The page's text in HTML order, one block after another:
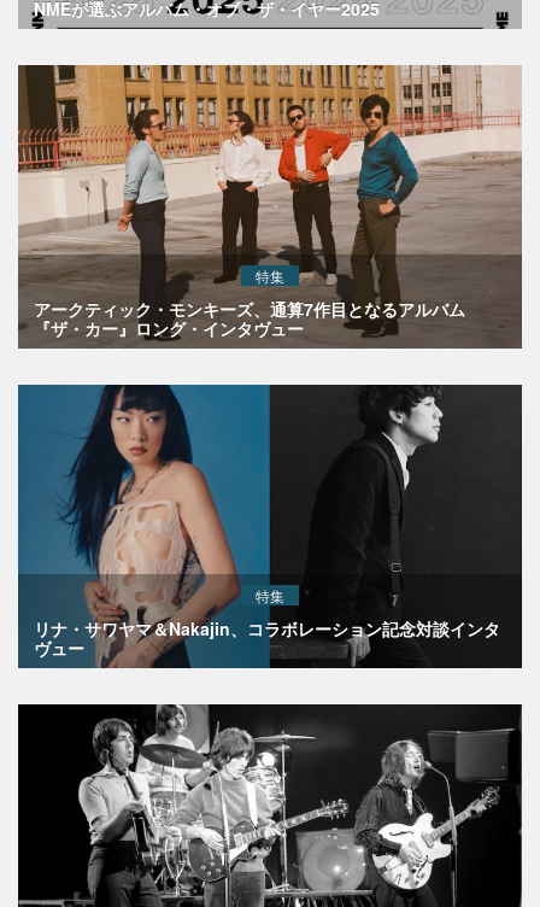
NMEが選ぶアルバム・オブ・ザ・イヤー2025
特集
アークティック・モンキーズ、通算7作目となるアルバム
『ザ・カー』ロング・インタヴュー
特集
リナ・サワヤマ＆Nakajin、コラボレーション記念対談インタ
ヴュー